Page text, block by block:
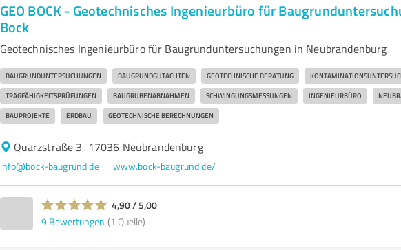
GEO BOCK - Geotechnisches Ingenieurbüro für
Bock
Geotechnisches Ingenieurbüro für Baugrunduntersuchungen in Neubrandenburg
BAUGRUNDUNTERSUCHUNGEN BAUGRUNDGUTACHTEN GEOTECHNISCHE BERATUNG
TRAGFÄHIGKEITSPRÜFUNGEN BAUGRUBENABNAHMEN SCHWINGUNGSMESSUNGEN INGENIEURBÜRO
BAUPROJEKTE ERDBAU GEOTECHNISCHE BERECHNUNGEN
Quarzstraße 3, 17036 Neubrandenburg
info@bock-baugrund.de www.bock-baugrund.de/
4,90 / 5,00
9 Bewertungen (1 Quelle)